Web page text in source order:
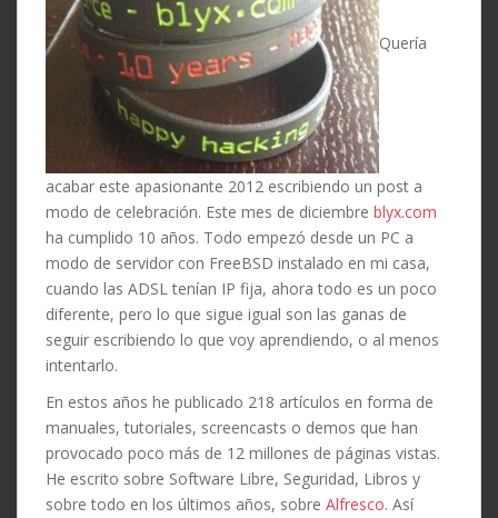
Quería
acabar este apasionante 2012 escribiendo un post a
modo de celebración. Este mes de diciembre blyx.com
ha cumplido 10 años. Todo empezó desde un PC a
modo de servidor con FreeBSD instalado en mi casa,
cuando las ADSL tenían IP fija, ahora todo es un poco
diferente, pero lo que sigue igual son las ganas de
seguir escribiendo lo que voy aprendiendo, o al menos
intentarlo.
En estos años he publicado 218 artículos en forma de
manuales, tutoriales, screencasts o demos que han
provocado poco más de 12 millones de páginas vistas.
He escrito sobre Software Libre, Seguridad, Libros y
sobre todo en los últimos años, sobre Alfresco. Así